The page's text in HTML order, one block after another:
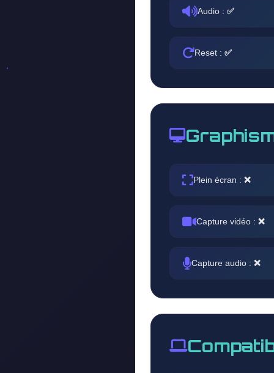
Audio : ✅
Reset : ✅
Plein écran : ❌
Capture vidéo : ❌
Capture audio : ❌